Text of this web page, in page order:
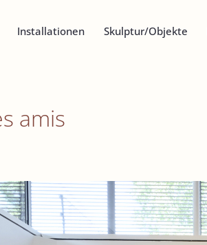
Installationen Skulptur/Objekte
amis